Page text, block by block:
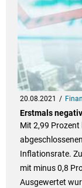
20.08.2021
Erstmals
Mit 2,99 Prozent
Inflationsrate.
mit minus 0,8
Ausgewertet